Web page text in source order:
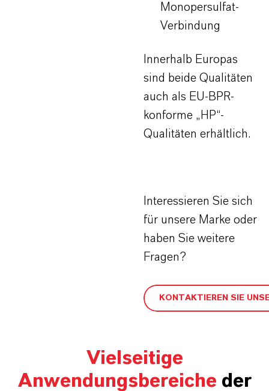
Monopersulfat-
Verbindung
Innerhalb Europas
sind beide Qualitäten
auch als EU-BPR-
konforme „HP“-
Qualitäten erhältlich.
Interessieren Sie sich
für unsere Marke oder
haben Sie weitere
Fragen?
KONTAKTIEREN SIE
Vielseitige
Anwendungsbereiche der